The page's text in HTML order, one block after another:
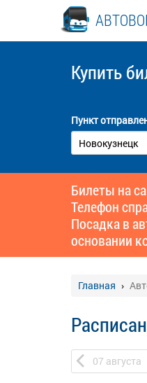
Купить
Пункт
Билеты на
Телефон
Посадка в
основании
Главная
07 августа